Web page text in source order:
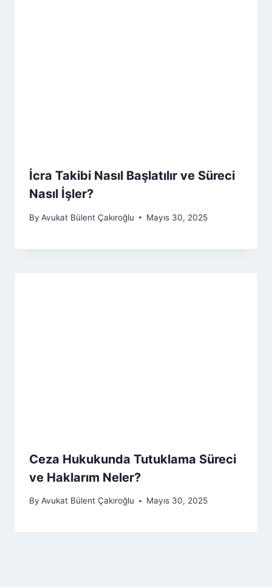
İcra Takibi Nasıl Başlatılır ve Süreci
Nasıl İşler?
By Avukat Bülent Çakıroğlu Mayıs 30, 2025
Ceza Hukukunda Tutuklama Süreci
ve Haklarım Neler?
By Avukat Bülent Çakıroğlu Mayıs 30, 2025